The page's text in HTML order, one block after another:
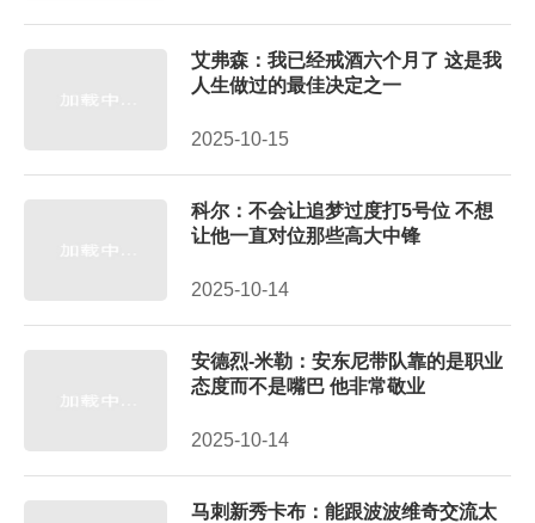
艾弗森：我已经戒酒六个月了 这是我
人生做过的最佳决定之一
2025-10-15
科尔：不会让追梦过度打5号位 不想
让他一直对位那些高大中锋
2025-10-14
安德烈-米勒：安东尼带队靠的是职业
态度而不是嘴巴 他非常敬业
2025-10-14
马刺新秀卡布：能跟波波维奇交流太